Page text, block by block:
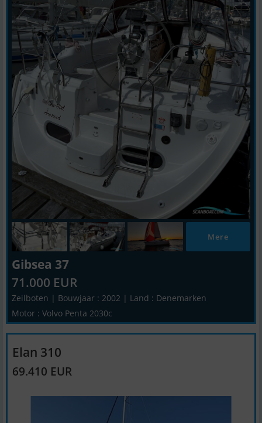
Mere
Gibsea 37
71.000 EUR
Zeilboten | Bouwjaar : 2002 | Land : Denemarken
Motor : Volvo Penta 2030c
Elan 310
69.410 EUR